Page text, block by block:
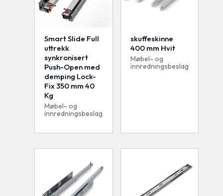
Smart Slide Full
uttrekk
synkronisert
Push-Open med
demping Lock-
Fix 350 mm 40
Kg
Møbel- og
innredningsbeslag
skuffeskinne
400 mm Hvit
Møbel- og
innredningsbeslag